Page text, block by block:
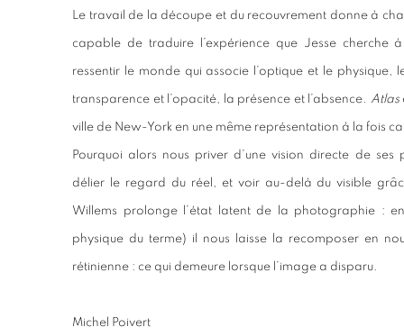
Le travail de la découpe et du recouvrement donne à
capable de traduire l’expérience que Jesse cherche
ressentir le monde qui associe l’optique et le physique,
transparence et l’opacité, la présence et l’absence. Atlas
ville de New-York en une même représentation à la fois
Pourquoi alors nous priver d’une vision directe de ses
délier le regard du réel, et voir au-delà du visible
Willems prolonge l’état latent de la photographie :
physique du terme) il nous laisse la recomposer en
rétinienne : ce qui demeure lorsque l’image a disparu.
Michel Poivert